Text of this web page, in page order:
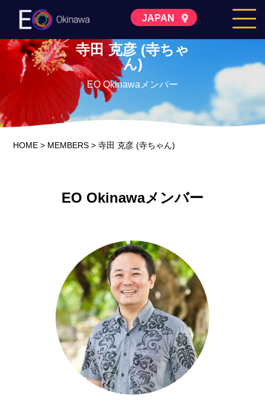
JAPAN
寺田 克彦 (寺ちゃ
ん)
EO Okinawaメンバー
HOME > MEMBERS >寺田 克彦 (寺ちゃん)
EO Okinawaメンバー